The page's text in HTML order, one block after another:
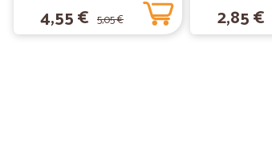
4,55 € 5,05 € 2,85 €